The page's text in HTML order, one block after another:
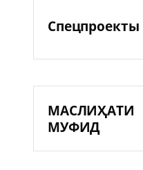
Спецпроекты
МАСЛИҲАТИ
МУФИД